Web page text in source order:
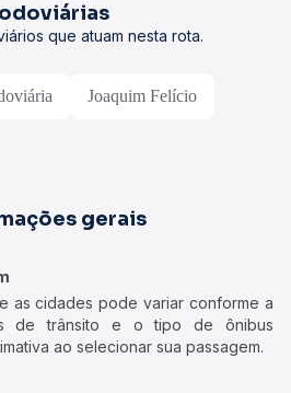
que atuam nesta rota.
Joaquim Felício
gerais
as cidades pode variar conforme a
de trânsito e o tipo de ônibus
ao selecionar sua passagem.